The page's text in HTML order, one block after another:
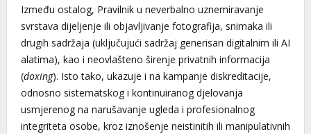
Između ostalog, Pravilnik u neverbalno uznemiravanje
svrstava dijeljenje ili objavljivanje fotografija, snimaka ili
drugih sadržaja (uključujući sadržaj generisan digitalnim ili AI
alatima), kao i neovlašteno širenje privatnih informacija
(doxing). Isto tako, ukazuje i na kampanje diskreditacije,
odnosno sistematskog i kontinuiranog djelovanja
usmjerenog na narušavanje ugleda i profesionalnog
integriteta osobe, kroz iznošenje neistinitih ili manipulativnih